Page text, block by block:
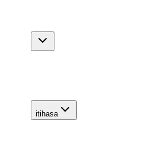
itihasa